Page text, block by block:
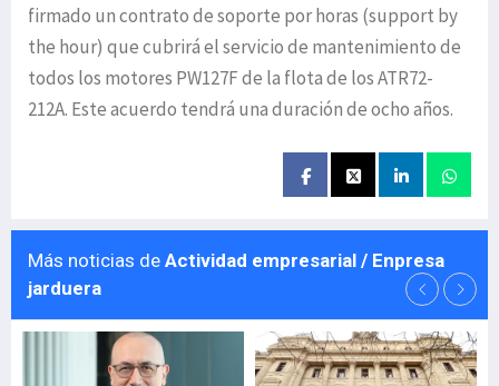
firmado un contrato de soporte por horas (support by
the hour) que cubrirá el servicio de mantenimiento de
todos los motores PW127F de la flota de los ATR72-
212A. Este acuerdo tendrá una duración de ocho años.
Más noticias de Actividad empresarial / Enpresa
jarduera